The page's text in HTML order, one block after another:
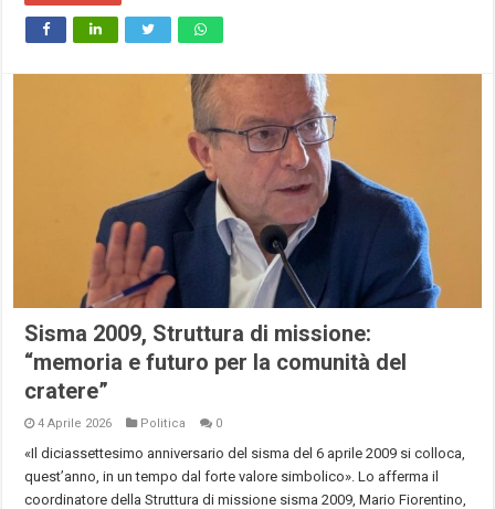
Sisma 2009, Struttura di missione:
“memoria e futuro per la comunità del
cratere”
4 Aprile 2026 Politica 0
«Il diciassettesimo anniversario del sisma del 6 aprile 2009 si colloca,
quest’anno, in un tempo dal forte valore simbolico». Lo afferma il
coordinatore della Struttura di missione sisma 2009, Mario Fiorentino,